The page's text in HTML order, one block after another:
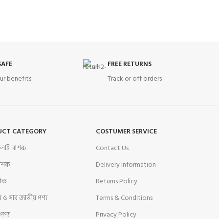
benefits
FREE RETURNS
Track or off orders
CATEGORY
নাশক
সার জাতীয় পণ্য
COSTUMER SERVICE
Contact Us
Delivery Information
Returns Policy
Terms & Conditions
Privacy Policy